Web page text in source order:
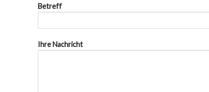
Betreff
Ihre Nachricht